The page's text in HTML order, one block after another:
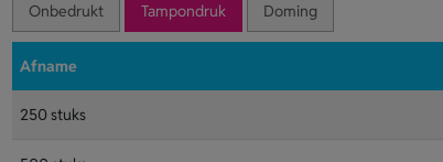
Onbedrukt Tampondruk Doming
Afname
250 stuks